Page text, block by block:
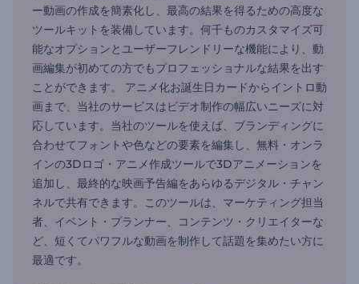
ー動画の作成を簡素化し、最高の結果を得るための高度な
ツールキットを装備しています。何千ものカスタマイズ可
能なオプションとユーザーフレンドリーな機能により、動
画編集が初めての方でもプロフェッショナルな結果を出す
ことができます。 アニメ化お誕生日カードからイントロ動
画まで、当社のサービスはビデオ制作の幅広いニーズに対
応しています。当社のツールを使えば、ブランディングに
合わせてフォントや色などの要素を編集し、無料・オンラ
インの3Dロゴ・アニメ作成ツールで3Dアニメーションを
追加し、最終的な映画予告編をあらゆるデジタル・チャン
ネルで共有できます。このツールは、マーケティング担当
者、イベント・プランナー、コンテンツ・クリエイターな
ど、短くてパワフルな動画を制作して話題を集めたい方に
最適です。